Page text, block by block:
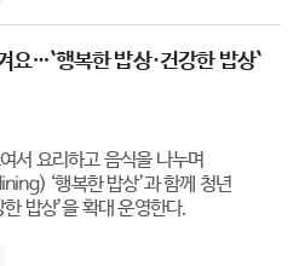
요…`행복한 밥상·건강한 밥상`
서 요리하고 음식을 나누며
‘행복한 밥상’과 함께 청년
밥상’을 확대 운영한다.